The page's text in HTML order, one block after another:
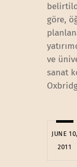
göre,
ve
sanat
JUNE 10,
2011